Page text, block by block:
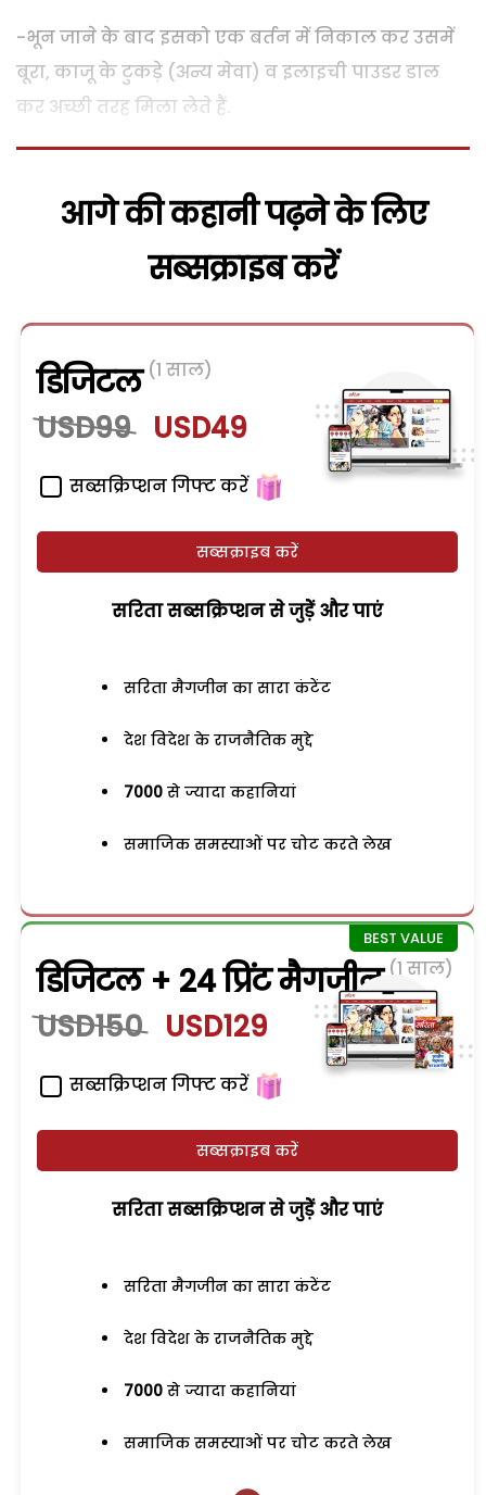
-भून जाने के बाद इसको एक बर्तन में निकाल कर उसमें
बूरा, काजू के टुकड़े (अन्य मेवा) व इलाइची पाउडर डाल
कर अच्छी तरह मिला लेते हैं.
आगे की कहानी पढ़ने के लिए
सब्सक्राइब करें
डिजिटल (1 साल)
USD99 USD49
सब्सक्रिप्शन गिफ्ट करें
सब्सक्राइब करें
सरिता सब्सक्रिप्शन से जुड़ेें और पाएं
सरिता मैगजीन का सारा कंटेंट
देश विदेश के राजनैतिक मुद्दे
7000 से ज्यादा कहानियां
समाजिक समस्याओं पर चोट करते लेख
डिजिटल + 24 प्रिंट मैगजीन (1 साल)
USD150 USD129
सब्सक्रिप्शन गिफ्ट करें
सब्सक्राइब करें
सरिता सब्सक्रिप्शन से जुड़ेें और पाएं
सरिता मैगजीन का सारा कंटेंट
देश विदेश के राजनैतिक मुद्दे
7000 से ज्यादा कहानियां
समाजिक समस्याओं पर चोट करते लेख